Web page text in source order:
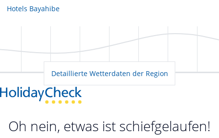
Hotels Bayahibe
Detaillierte Wetterdaten der Region
Oh nein, etwas ist schiefgelaufen!